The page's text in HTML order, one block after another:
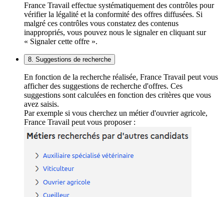
France Travail effectue systématiquement des contrôles pour
vérifier la légalité et la conformité des offres diffusées. Si
malgré ces contrôles vous constatez des contenus
inappropriés, vous pouvez nous le signaler en cliquant sur
« Signaler cette offre ».
8. Suggestions de recherche
En fonction de la recherche réalisée, France Travail peut vous
afficher des suggestions de recherche d'offres. Ces
suggestions sont calculées en fonction des critères que vous
avez saisis.
Par exemple si vous cherchez un métier d'ouvrier agricole,
France Travail peut vous proposer :